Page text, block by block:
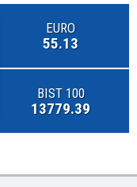
EURO
55.13
BIST 100
13779.39